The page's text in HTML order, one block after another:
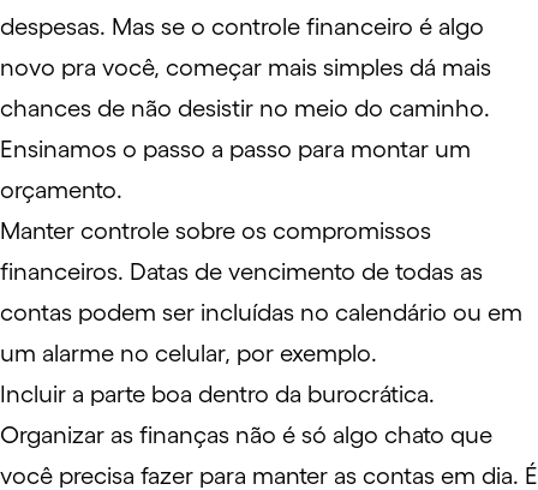
despesas. Mas se o controle financeiro é algo
novo pra você, começar mais simples dá mais
chances de não desistir no meio do caminho.
Ensinamos o passo a passo para montar um
orçamento.
Manter controle sobre os compromissos
financeiros. Datas de vencimento de todas as
contas podem ser incluídas no calendário ou em
um alarme no celular, por exemplo.
Incluir a parte boa dentro da burocrática.
Organizar as finanças não é só algo chato que
você precisa fazer para manter as contas em dia. É